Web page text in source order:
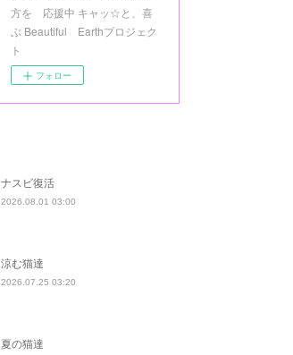
方を 応援中 キャッ☆と、喜
ぶ Beautiful Earthプロジェク
ト
フォロー
ナスビ復活
2026.08.01 03:00
涼む猫達
2026.07.25 03:20
夏の猫達